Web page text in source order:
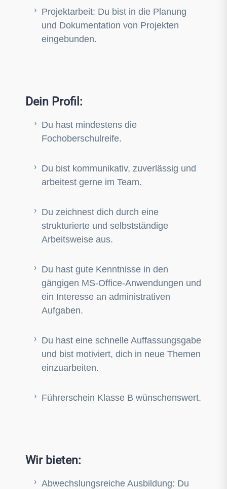
Projektarbeit: Du bist in die Planung
und Dokumentation von Projekten
eingebunden.
Dein Profil:
Du hast mindestens die
Fochoberschulreife.
Du bist kommunikativ, zuverlässig und
arbeitest gerne im Team.
Du zeichnest dich durch eine
strukturierte und selbstständige
Arbeitsweise aus.
Du hast gute Kenntnisse in den
gängigen MS-Office-Anwendungen und
ein Interesse an administrativen
Aufgaben.
Du hast eine schnelle Auffassungsgabe
und bist motiviert, dich in neue Themen
einzuarbeiten.
Führerschein Klasse B wünschenswert.
Wir bieten:
Abwechslungsreiche Ausbildung: Du